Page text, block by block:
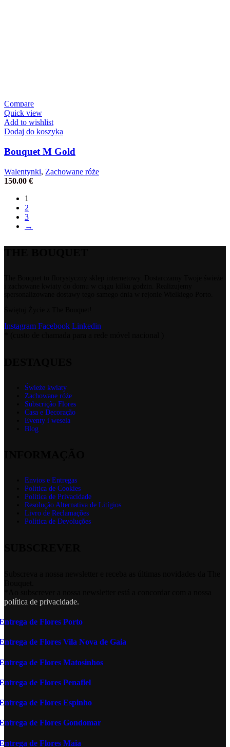
Compare
Quick view
Add to wishlist
Dodaj do koszyka
Bouquet M Gold
Walentynki, Zachowane róże
150.00 €
1
2
3
→
Instagram Facebook Linkedin
Świeże kwiaty
Zachowane róże
Subscrição Flores
Casa e Decoração
Eventy i wesela
Blog
Envios e Entregas
Política de Cookies
Política de Privacidade
Resolução Alternativa de Litígios
Livro de Reclamações
Política de Devoluções
política de privacidade.
de Flores Porto
de Flores Vila Nova de Gaia
de Flores Matosinhos
de Flores Penafiel
de Flores Espinho
de Flores Gondomar
de Flores Maia